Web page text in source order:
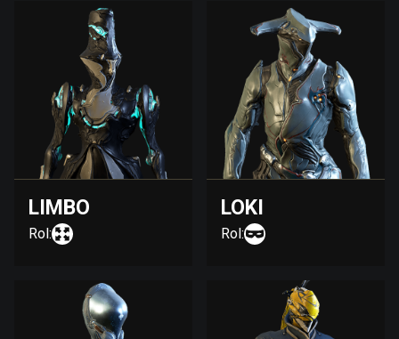
LIMBO
Rol:
LOKI
Rol: